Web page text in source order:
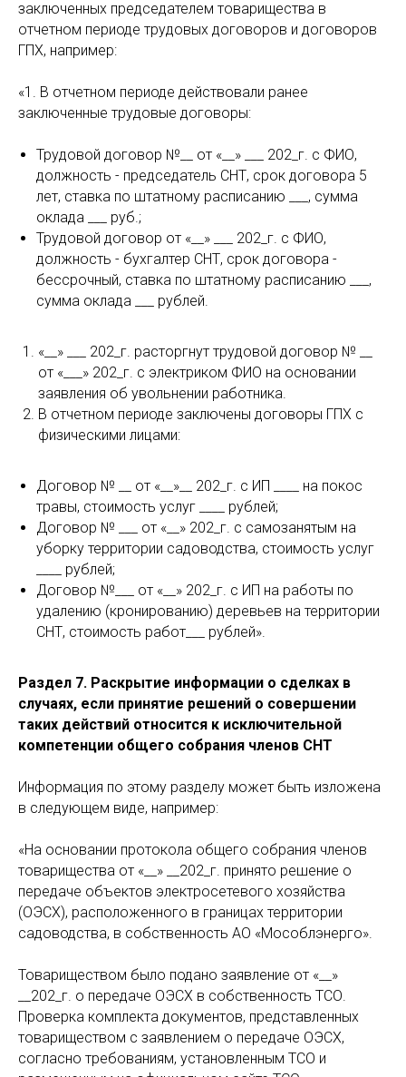
заключенных председателем товарищества в
отчетном периоде трудовых договоров и договоров
ГПХ, например:
«1. В отчетном периоде действовали ранее
заключенные трудовые договоры:
Трудовой договор №__ от «__» ___ 202_г. с ФИО,
должность - председатель СНТ, срок договора 5
лет, ставка по штатному расписанию ___, сумма
оклада ___ руб.;
Трудовой договор от «__» ___ 202_г. с ФИО,
должность - бухгалтер СНТ, срок договора -
бессрочный, ставка по штатному расписанию ___,
сумма оклада ___ рублей.
«__» ___ 202_г. расторгнут трудовой договор № __
от «___» 202_г. с электриком ФИО на основании
заявления об увольнении работника.
В отчетном периоде заключены договоры ГПХ с
физическими лицами:
Договор № __ от «__»__ 202_г. с ИП ____ на покос
травы, стоимость услуг ____ рублей;
Договор № ___ от «__» 202_г. с самозанятым на
уборку территории садоводства, стоимость услуг
____ рублей;
Договор №___ от «__» 202_г. с ИП на работы по
удалению (кронированию) деревьев на территории
СНТ, стоимость работ___ рублей».
Раздел 7. Раскрытие информации о сделках в
случаях, если принятие решений о совершении
таких действий относится к исключительной
компетенции общего собрания членов СНТ
Информация по этому разделу может быть изложена
в следующем виде, например:
«На основании протокола общего собрания членов
товарищества от «__» __202_г. принято решение о
передаче объектов электросетевого хозяйства
(ОЭСХ), расположенного в границах территории
садоводства, в собственность АО «Мособлэнерго».
Товариществом было подано заявление от «__»
__202_г. о передаче ОЭСХ в собственность ТСО.
Проверка комплекта документов, представленных
товариществом с заявлением о передаче ОЭСХ,
согласно требованиям, установленным ТСО и